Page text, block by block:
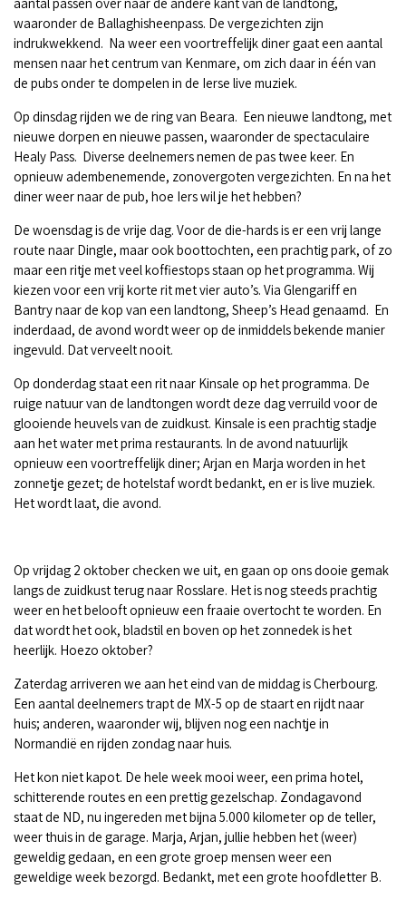
waaronder de Ballaghisheenpass. De vergezichten zijn
indrukwekkend. Na weer een voortreffelijk diner gaat een aantal
mensen naar het centrum van Kenmare, om zich daar in één van
de pubs onder te dompelen in de Ierse live muziek.
Op dinsdag rijden we de ring van Beara. Een nieuwe landtong, met
nieuwe dorpen en nieuwe passen, waaronder de spectaculaire
Healy Pass. Diverse deelnemers nemen de pas twee keer. En
opnieuw adembenemende, zonovergoten vergezichten. En na het
diner weer naar de pub, hoe Iers wil je het hebben?
De woensdag is de vrije dag. Voor de die-hards is er een vrij lange
route naar Dingle, maar ook boottochten, een prachtig park, of zo
maar een ritje met veel koffiestops staan op het programma. Wij
kiezen voor een vrij korte rit met vier auto’s. Via Glengariff en
Bantry naar de kop van een landtong, Sheep’s Head genaamd. En
inderdaad, de avond wordt weer op de inmiddels bekende manier
ingevuld. Dat verveelt nooit.
Op donderdag staat een rit naar Kinsale op het programma. De
ruige natuur van de landtongen wordt deze dag verruild voor de
glooiende heuvels van de zuidkust. Kinsale is een prachtig stadje
aan het water met prima restaurants. In de avond natuurlijk
opnieuw een voortreffelijk diner; Arjan en Marja worden in het
zonnetje gezet; de hotelstaf wordt bedankt, en er is live muziek.
Het wordt laat, die avond.
Op vrijdag 2 oktober checken we uit, en gaan op ons dooie gemak
langs de zuidkust terug naar Rosslare. Het is nog steeds prachtig
weer en het belooft opnieuw een fraaie overtocht te worden. En
dat wordt het ook, bladstil en boven op het zonnedek is het
heerlijk. Hoezo oktober?
Zaterdag arriveren we aan het eind van de middag is Cherbourg.
Een aantal deelnemers trapt de MX-5 op de staart en rijdt naar
huis; anderen, waaronder wij, blijven nog een nachtje in
Normandië en rijden zondag naar huis.
Het kon niet kapot. De hele week mooi weer, een prima hotel,
schitterende routes en een prettig gezelschap. Zondagavond
staat de ND, nu ingereden met bijna 5.000 kilometer op de teller,
weer thuis in de garage. Marja, Arjan, jullie hebben het (weer)
geweldig gedaan, en een grote groep mensen weer een
geweldige week bezorgd. Bedankt, met een grote hoofdletter B.